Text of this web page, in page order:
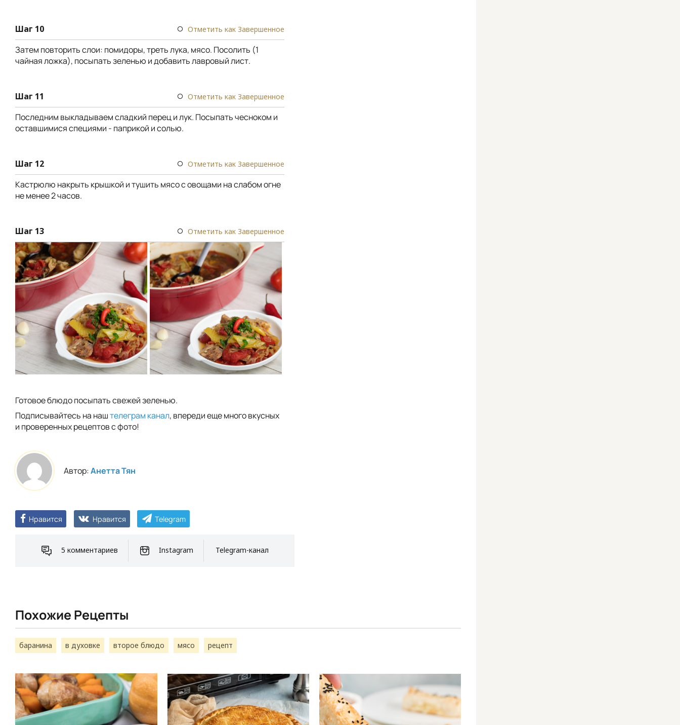
Шаг 10 Отметить как Завершенное
Затем повторить слои: помидоры, треть лука, мясо. Посолить (1
чайная ложка), посыпать зеленью и добавить лавровый лист.
Шаг 11 Отметить как Завершенное
Последним выкладываем сладкий перец и лук. Посыпать чесноком и
оставшимися специями - паприкой и солью.
Шаг 12 Отметить как Завершенное
Кастрюлю накрыть крышкой и тушить мясо с овощами на слабом огне
не менее 2 часов.
Шаг 13 Отметить как Завершенное
Готовое блюдо посыпать свежей зеленью.
Подписывайтесь на наштелеграм канал, впереди еще много вкусных
и проверенных рецептов с фото!
Автор:Анетта Тян
Нравится Нравится Telegram
5 комментариев Instagram Telegram-канал
Похожие Рецепты
баранина в духовке второе блюдо мясо рецепт